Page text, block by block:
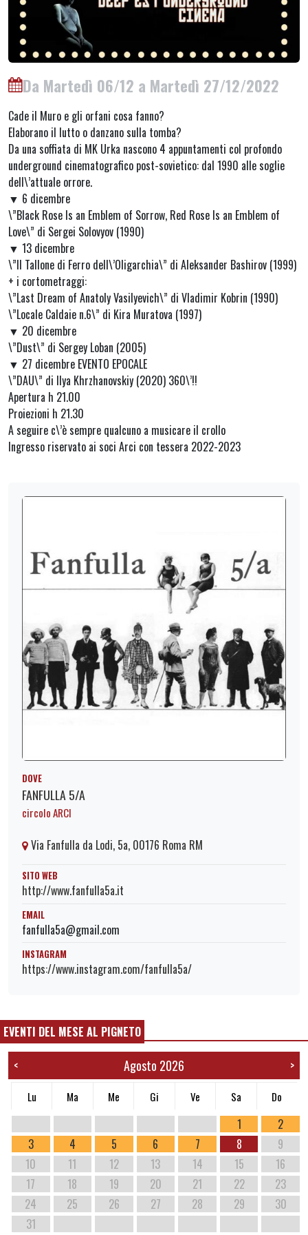
Da Martedì 06/12 a Martedì 27/12/2022
Cade il Muro e gli orfani cosa fanno?
Elaborano il lutto o danzano sulla tomba?
Da una soffiata di MK Urka nascono 4 appuntamenti col profondo
underground cinematografico post-sovietico: dal 1990 alle soglie
dell\’attuale orrore.
▼ 6 dicembre
\”Black Rose Is an Emblem of Sorrow, Red Rose Is an Emblem of
Love\” di Sergei Solovyov (1990)
▼ 13 dicembre
\”Il Tallone di Ferro dell\’Oligarchia\” di Aleksander Bashirov (1999)
+ i cortometraggi:
\”Last Dream of Anatoly Vasilyevich\” di Vladimir Kobrin (1990)
\”Locale Caldaie n.6\” di Kira Muratova (1997)
▼ 20 dicembre
\”Dust\” di Sergey Loban (2005)
▼ 27 dicembre EVENTO EPOCALE
\”DAU\” di Ilya Khrzhanovskiy (2020) 360\’!!
Apertura h 21.00
Proiezioni h 21.30
A seguire c\’è sempre qualcuno a musicare il crollo
Ingresso riservato ai soci Arci con tessera 2022-2023
DOVE
FANFULLA 5/A
circolo ARCI
Via Fanfulla da Lodi, 5a, 00176 Roma RM
SITO WEB
http://www.fanfulla5a.it
EMAIL
fanfulla5a@gmail.com
INSTAGRAM
https://www.instagram.com/fanfulla5a/
EVENTI DEL MESE AL PIGNETO
< Agosto 2026 >
Lu Ma Me Gi Ve Sa Do
1
2
3
4 5 6 7 8
9
10
11 12 13 14 15
16
17
18 19 20 21 22
23
24
25 26 27 28 29
30
31